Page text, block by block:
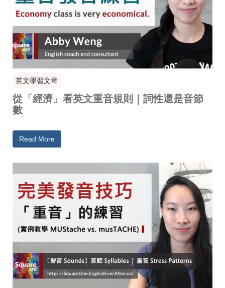
英文學習文章
從「經濟」看英文重音規則｜詞性還是音節
數
Read More